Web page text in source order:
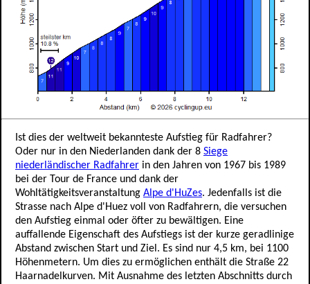
Ist dies der weltweit bekannteste Aufstieg für Radfahrer?
Oder nur in den Niederlanden dank der 8 Siege
niederländischer Radfahrer in den Jahren von 1967 bis 1989
bei der Tour de France und dank der
Wohltätigkeitsveranstaltung Alpe d'HuZes. Jedenfalls ist die
Strasse nach Alpe d'Huez voll von Radfahrern, die versuchen
den Aufstieg einmal oder öfter zu bewältigen. Eine
auffallende Eigenschaft des Aufstiegs ist der kurze geradlinige
Abstand zwischen Start und Ziel. Es sind nur 4,5 km, bei 1100
Höhenmetern. Um dies zu ermöglichen enthält die Straße 22
Haarnadelkurven. Mit Ausnahme des letzten Abschnitts durch